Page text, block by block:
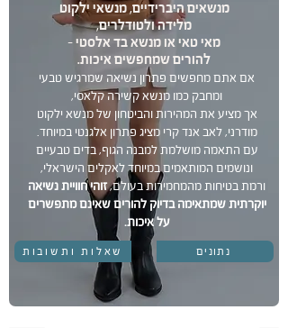
מנשאים היברידיים, מנשאי ילקוט
מלידה ולטודלרים,
מאי טאי או מנשא בד אלסטי -
להורים שמחפשים איכות.
אם אתם מחפשים פתרון נשיאה שמרגיש טבעי
ומחבק כמו מנשא קשירה קלאסי,
אך מציע את המהירות והביטחון של מנשא ילקוט
מודרני, לאב אנד קרי מציג פתרון אלגנטי במיוחד.
עם התאמה מושלמת למבנה הגוף, בדים טבעיים
ונושמים המותאמים במיוחד לאקלים הישראלי,
ורמת בטיחות מהמחמירות בעולם,זוהי חוויית נשיאה
יוקרתית שמתאימה בדיוק להורים שאינם מתפשרים
על איכות.
שאלות ותשובות נתונים